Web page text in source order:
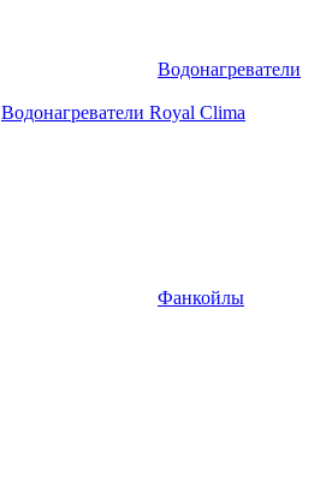
Водонагреватели
Водонагреватели Royal Clima
Фанкойлы